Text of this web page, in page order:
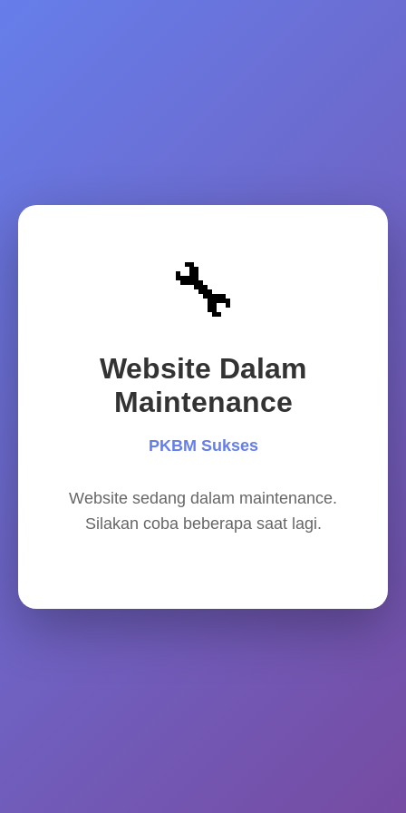
🔧
Website Dalam
Maintenance
PKBM Sukses
Website sedang dalam maintenance.
Silakan coba beberapa saat lagi.